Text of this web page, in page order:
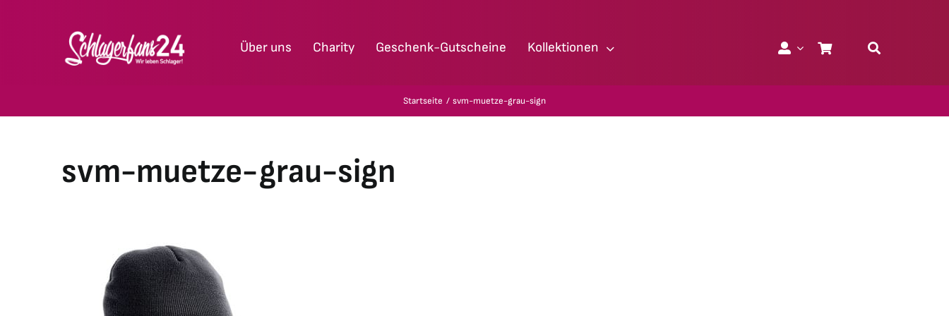
Über uns Charity Geschenk-Gutscheine Kollektionen
Startseite svm-muetze-grau-sign
svm-muetze-grau-sign